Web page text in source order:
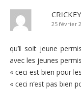
CRICKEY
25 février
qu’il soit jeune
avec les jeunes
« ceci est bien pour
« ceci n’est pas bien